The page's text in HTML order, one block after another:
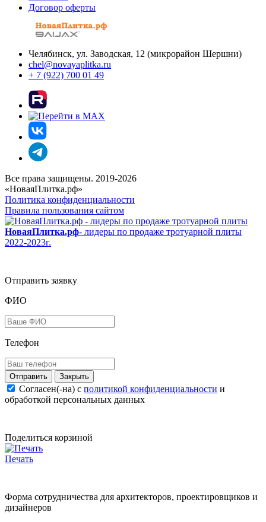
Договор оферты
Челябинск, ул. Заводская, 12 (микрорайон Шершни)
chel@novayaplitka.ru
+ 7 (922) 700 01 49
Все права защищены. 2019-2026
«НоваяПлитка.рф»
Политика конфиденциальности
Правила пользования сайтом
НоваяПлитка.рф- лидеры по продаже тротуарной плиты
2022-2023г.
Отправить заявку
ФИО
Телефон
Закрыть
Согласен(-на) c политикой конфиденциальности и
обработкой персональных данных
Поделиться корзиной
Печать
Форма сотрудничества для архитекторов, проектировщиков и
дизайнеров